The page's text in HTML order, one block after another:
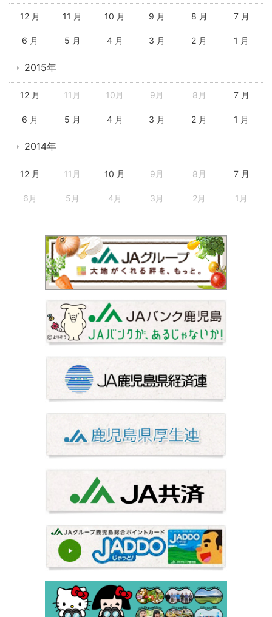
12 月 11 月 10 月 9 月 8 月 7 月
6 月 5 月 4 月 3 月 2 月 1 月
2015年
12 月 11月 10月 9月 8月 7 月
6 月 5 月 4 月 3 月 2 月 1 月
2014年
12 月 11月 10 月 9月 8月 7 月
6月 5月 4月 3月 2月 1月